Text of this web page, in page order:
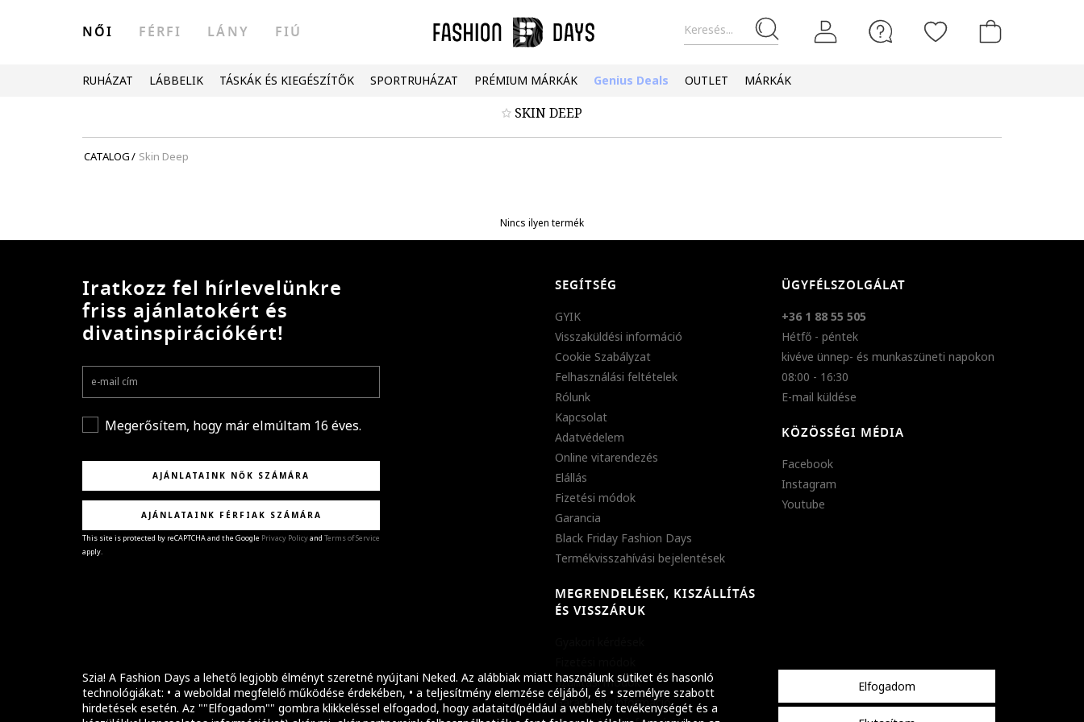
Szia! A Fashion Days a lehető legjobb élményt szeretné nyújtani Neked. Az alábbiak miatt használunk sütiket és hasonló
technológiákat: • a weboldal megfelelő működése érdekében, • a teljesítmény elemzése céljából, és • személyre szabott
hirdetések esetén. Az ""Elfogadom"" gombra klikkeléssel elfogadod, hogy adataitd(például a webhely tevékenységét és a
Elfogadom
Keresés...
NŐI FÉRFI LÁNY FIÚ
RUHÁZAT LÁBBELIK TÁSKÁK ÉS KIEGÉSZÍTŐK SPORTRUHÁZAT PRÉMIUM MÁRKÁK Genius Deals OUTLET MÁRKÁK
SKIN DEEP
CATALOG/ Skin Deep
Nincs ilyen termék
Iratkozz fel hírlevelünkre
friss ajánlatokért és
divatinspirációkért!
Megerősítem, hogy már elmúltam 16 éves.
AJÁNLATAINK NŐK SZÁMÁRA
AJÁNLATAINK FÉRFIAK SZÁMÁRA
This site is protected by reCAPTCHA and the Google Privacy Policyand Terms of Service
apply.
SEGÍTSÉG
GYIK
Visszaküldési információ
Cookie Szabályzat
Felhasználási feltételek
Rólunk
Kapcsolat
Adatvédelem
Online vitarendezés
Elállás
Fizetési módok
Garancia
Black Friday Fashion Days
Termékvisszahívási bejelentések
MEGRENDELÉSEK, KISZÁLLÍTÁS
ÉS VISSZÁRUK
Szállítási módok
Garanciális információ
ÜGYFÉLSZOLGÁLAT
+36 1 88 55 505
Hétfő - péntek
kivéve ünnep- és munkaszüneti napokon
08:00 - 16:30
E-mail küldése
KÖZÖSSÉGI MÉDIA
Facebook
Instagram
Youtube